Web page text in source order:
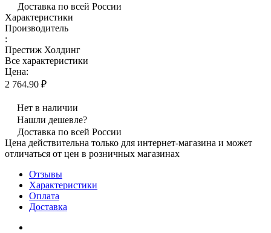
Доставка по всей России
Характеристики
Производитель
:
Престиж Холдинг
Все характеристики
Цена:
2 764.90 ₽
Нет в наличии
Нашли дешевле?
Доставка по всей России
Цена действительна только для интернет-магазина и может
отличаться от цен в розничных магазинах
Отзывы
Характеристики
Оплата
Доставка